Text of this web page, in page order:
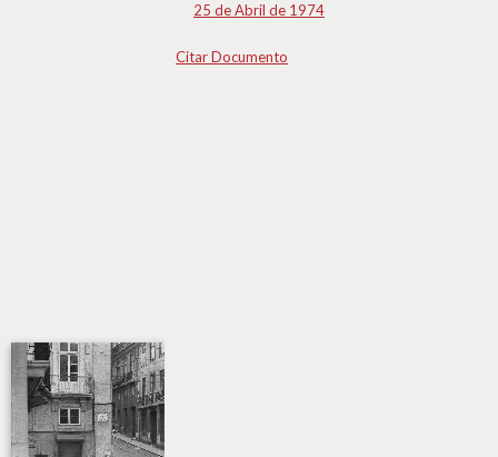
25 de Abril de 1974
Citar Documento